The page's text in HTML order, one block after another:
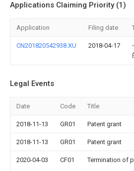
Applications Claiming Priority (1)
Application Filing date
CN201820542938.XU 2018-04-17
Legal Events
Date Code Title
2018-11-13 GR01 Patent grant
2018-11-13 GR01 Patent grant
2020-04-03 CF01 Termination of